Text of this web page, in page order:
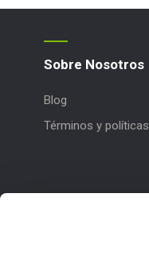
Sobre Nosotros
Blog
Términos y políticas